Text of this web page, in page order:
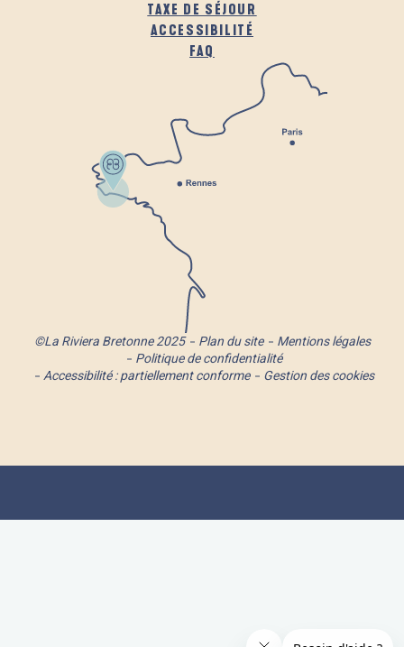
TAXE DE SÉJOUR
ACCESSIBILITÉ
FAQ
©La Riviera Bretonne 2025 Plan du site
Mentions légales
Politique de confidentialité
Accessibilité : partiellement conforme
Gestion des cookies